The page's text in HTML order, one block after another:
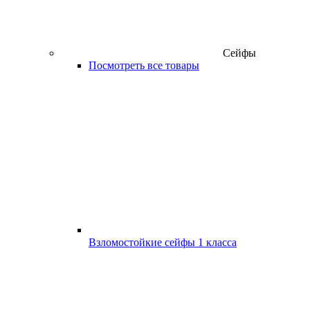
Сейфы
Посмотреть все товары
Взломостойкие сейфы 1 класса